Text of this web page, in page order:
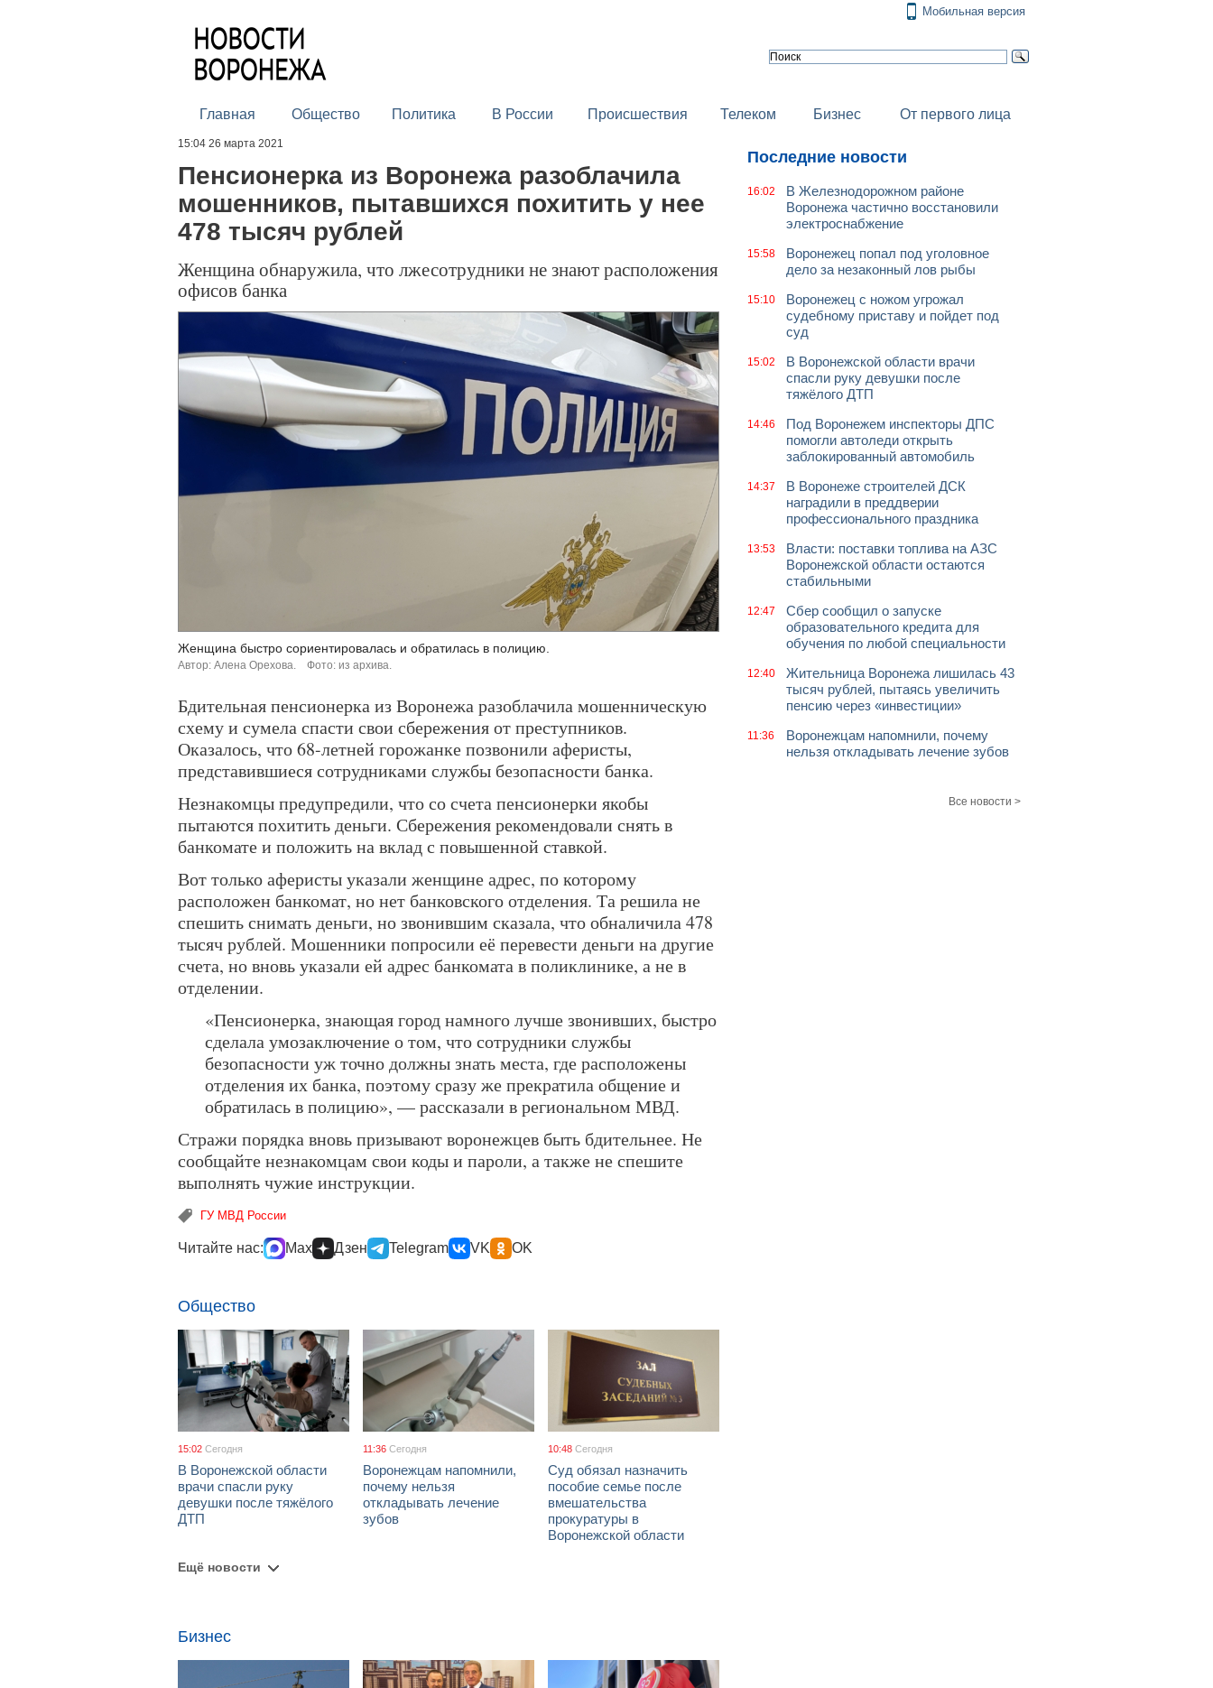
Мобильная версия
Главная Общество Политика В России Происшествия Телеком Бизнес От первого лица
15:04 26 марта 2021
Пенсионерка из Воронежа разоблачила
мошенников, пытавшихся похитить у нее
478 тысяч рублей
Женщина обнаружила, что лжесотрудники не знают расположения
офисов банка
Женщина быстро сориентировалась и обратилась в полицию.
Автор: Алена Орехова. Фото: из архива.
Бдительная пенсионерка из Воронежа разоблачила мошенническую
схему и сумела спасти свои сбережения от преступников.
Оказалось, что 68-летней горожанке позвонили аферисты,
представившиеся сотрудниками службы безопасности банка.
Незнакомцы предупредили, что со счета пенсионерки якобы
пытаются похитить деньги. Сбережения рекомендовали снять в
банкомате и положить на вклад с повышенной ставкой.
Вот только аферисты указали женщине адрес, по которому
расположен банкомат, но нет банковского отделения. Та решила не
спешить снимать деньги, но звонившим сказала, что обналичила 478
тысяч рублей. Мошенники попросили её перевести деньги на другие
счета, но вновь указали ей адрес банкомата в поликлинике, а не в
отделении.
«Пенсионерка, знающая город намного лучше звонивших, быстро
сделала умозаключение о том, что сотрудники службы
безопасности уж точно должны знать места, где расположены
отделения их банка, поэтому сразу же прекратила общение и
обратилась в полицию», — рассказали в региональном МВД.
Стражи порядка вновь призывают воронежцев быть бдительнее. Не
сообщайте незнакомцам свои коды и пароли, а также не спешите
выполнять чужие инструкции.
ГУ МВД России
Читайте нас: Max Дзен Telegram VK OK
Общество
15:02 Сегодня
В Воронежской области
врачи спасли руку
девушки после тяжёлого
ДТП
11:36 Сегодня
Воронежцам напомнили,
почему нельзя
откладывать лечение
зубов
10:48 Сегодня
Суд обязал назначить
пособие семье после
вмешательства
прокуратуры в
Воронежской области
Ещё новости
Бизнес
Последние новости
16:02
В Железнодорожном районе
Воронежа частично восстановили
электроснабжение
15:58
Воронежец попал под уголовное
дело за незаконный лов рыбы
15:10
Воронежец с ножом угрожал
судебному приставу и пойдет под
суд
15:02
В Воронежской области врачи
спасли руку девушки после
тяжёлого ДТП
14:46
Под Воронежем инспекторы ДПС
помогли автоледи открыть
заблокированный автомобиль
14:37
В Воронеже строителей ДСК
наградили в преддверии
профессионального праздника
13:53
Власти: поставки топлива на АЗС
Воронежской области остаются
стабильными
12:47
Сбер сообщил о запуске
образовательного кредита для
обучения по любой специальности
12:40
Жительница Воронежа лишилась 43
тысяч рублей, пытаясь увеличить
пенсию через «инвестиции»
11:36
Воронежцам напомнили, почему
нельзя откладывать лечение зубов
Все новости >